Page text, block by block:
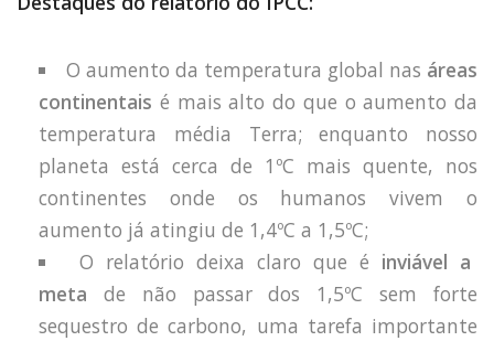
O aumento da temperatura global nas áreas
continentais é mais alto do que o aumento da
temperatura média Terra; enquanto nosso
planeta está cerca de 1ºC mais quente, nos
continentes onde os humanos vivem o
aumento já atingiu de 1,4ºC a 1,5ºC;
O relatório deixa claro que é inviável a
meta
de não passar dos 1,5ºC sem forte
sequestro de carbono, uma tarefa importante